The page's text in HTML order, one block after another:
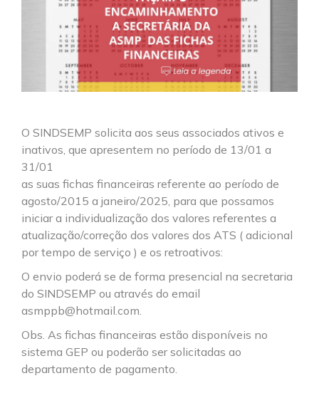
O SINDSEMP solicita aos seus associados ativos e
inativos, que apresentem no período de 13/01 a
31/01
as suas fichas financeiras referente ao período de
agosto/2015 a janeiro/2025, para que possamos
iniciar a individualização dos valores referentes a
atualização/correção dos valores dos ATS ( adicional
por tempo de serviço ) e os retroativos:
O envio poderá se de forma presencial na secretaria
do SINDSEMP ou através do email
asmppb@hotmail.com.
Obs. As fichas financeiras estão disponíveis no
sistema GEP ou poderão ser solicitadas ao
departamento de pagamento.